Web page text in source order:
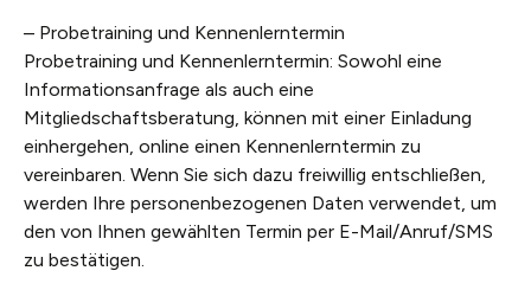
– Probetraining und Kennenlerntermin
Probetraining und Kennenlerntermin: Sowohl eine
Informationsanfrage als auch eine
Mitgliedschaftsberatung, können mit einer Einladung
einhergehen, online einen Kennenlerntermin zu
vereinbaren. Wenn Sie sich dazu freiwillig entschließen,
werden Ihre personenbezogenen Daten verwendet, um
den von Ihnen gewählten Termin per E-Mail/Anruf/SMS
zu bestätigen.